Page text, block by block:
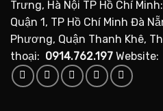
Trưng, Hà Nội TP Hồ Chí
Quận 1, TP Hồ Chí Minh Đà
Phương, Quận Thanh Khê,
thoại: 0914.762.197 Website: